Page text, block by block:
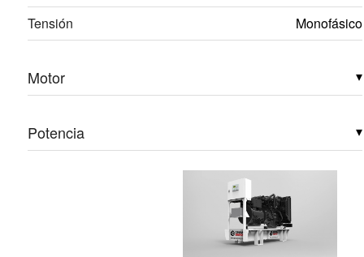
Tensión
Monofásico
Motor ▾
Potencia ▾